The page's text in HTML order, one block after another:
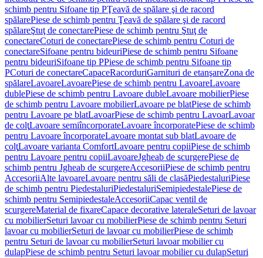
schimb pentru Sifoane tip PŢeavă de spălare şi de racord
spălarePiese de schimb pentru Ţeavă de spălare şi de racord
spălareŞtuţ de conectarePiese de schimb pentru Ştuţ de
conectareCoturi de conectarePiese de schimb pentru Coturi de
conectareSifoane pentru bideuriPiese de schimb pentru Sifoane
pentru bideuriSifoane tip PPiese de schimb pentru Sifoane tip
PCoturi de conectareCapaceRacorduriGarnituri de etanşareZona de
spălareLavoareLavoarePiese de schimb pentru LavoareLavoare
dublePiese de schimb pentru Lavoare dubleLavoare mobilierPiese
de schimb pentru Lavoare mobilierLavoare pe blatPiese de schimb
pentru Lavoare pe blatLavoarPiese de schimb pentru LavoarLavoar
de colţLavoare semiîncorporateLavoare încorporatePiese de schimb
pentru Lavoare încorporateLavoare montat sub blatLavoare de
colţLavoare varianta ComfortLavoare pentru copiiPiese de schimb
pentru Lavoare pentru copiiLavoareJgheab de scurgerePiese de
schimb pentru Jgheab de scurgereAccesoriiPiese de schimb pentru
AccesoriiAlte lavoareLavoare pentru săli de clasăPiedestaluriPiese
de schimb pentru PiedestaluriPiedestaluriSemipiedestalePiese de
schimb pentru SemipiedestaleAccesoriiCapac ventil de
scurgereMaterial de fixareCapace decorative lateraleSeturi de lavoar
cu mobilierSeturi lavoar cu mobilierPiese de schimb pentru Seturi
lavoar cu mobilierSeturi de lavoar cu mobilierPiese de schimb
pentru Seturi de lavoar cu mobilierSeturi lavoar mobilier cu
dulapPiese de schimb pentru Seturi lavoar mobilier cu dulapSeturi